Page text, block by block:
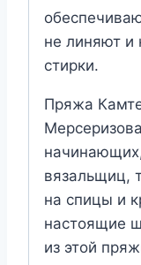
не линяют и
стирки.
Пряжа
вязальщиц,
на спицы и
настоящие
из этой